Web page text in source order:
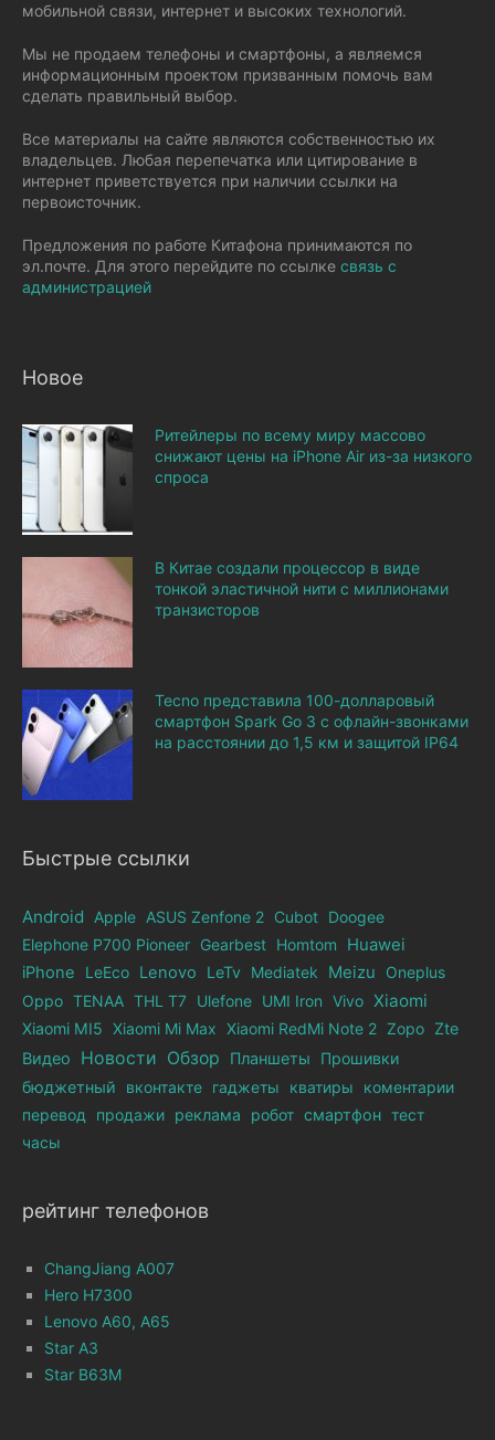
мобильной связи, интернет и высоких технологий.
Мы не продаем телефоны и смартфоны, а являемся
информационным проектом призванным помочь вам
сделать правильный выбор.
Все материалы на сайте являются собственностью их
владельцев. Любая перепечатка или цитирование в
интернет приветствуется при наличии ссылки на
первоисточник.
Предложения по работе Китафона принимаются по
эл.почте. Для этого перейдите по ссылке связь с
администрацией
Новое
Ритейлеры по всему миру массово
снижают цены на iPhone Air из-за низкого
спроса
В Китае создали процессор в виде
тонкой эластичной нити с миллионами
транзисторов
Tecno представила 100-долларовый
смартфон Spark Go 3 с офлайн-звонками
на расстоянии до 1,5 км и защитой IP64
Быстрые ссылки
Android Apple ASUS Zenfone 2 Cubot Doogee
Elephone Р700 Pioneer Gearbest Homtom
Huawei
iPhone
LeEco Lenovo LeTv Mediatek Meizu
Oneplus
Oppo TENAA THL T7 Ulefone UMI Iron Vivo Xiaomi
Xiaomi MI5 Xiaomi Mi Max Xiaomi RedMi Note 2 Zopo Zte
Видео Новости Обзор Планшеты
Прошивки
бюджетный
вконтакте гаджеты кватиры
коментарии
перевод
продажи реклама робот смартфон тест
часы
рейтинг телефонов
ChangJiang A007
Hero H7300
Lenovo A60, A65
Star A3
Star B63M